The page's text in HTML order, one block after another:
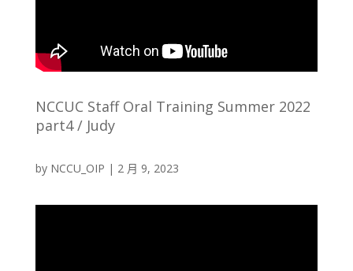
NCCUC Staff Oral Training Summer 2022
part4 / Judy
by NCCU_OIP | 2 月 9, 2023